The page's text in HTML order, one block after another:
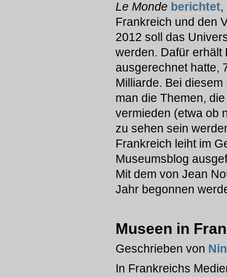
Le Monde berichtet,
Frankreich und den
2012 soll das
werden. Dafür erhält
ausgerechnet hatte,
Milliarde. Bei
man die Themen,
vermieden (etwa ob
zu sehen sein
Frankreich leiht im
Museumsblog
Mit dem von Jean
Jahr begonnen
Museen in
Geschrieben von
In Frankreichs